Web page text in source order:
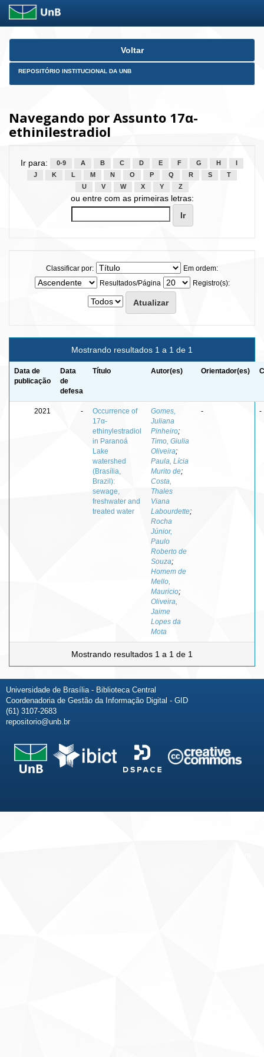
Skip
Voltar
REPOSITÓRIO INSTITUCIONAL DA UNB
Navegando por Assunto 17α-
ethinilestradiol
Ir para: 0-9 A B C D E F G H
J
K L M N O P Q R S
T
U
V W X Y Z
ou entre com as primeiras letras:
Classificar por:
Em ordem:
Resultados/Página
Registro(s):
Mostrando resultados 1 a 1 de 1
Data de
publicação
Data
de
defesa
Título Autor(es) Orientador(es)
2021 -
Occurrence of
17α-
ethinylestradiol
in Paranoá
Lake
watershed
(Brasília,
Brazil):
sewage,
freshwater and
treated water
Gomes,
Juliana
Pinheiro;
Timo, Giulia
Oliveira;
Paula, Lícia
Murito de;
Costa,
Thales
Viana
Labourdette;
Rocha
Júnior,
Paulo
Roberto de
Souza;
Homem de
Mello,
Mauricio;
Oliveira,
Jaime
Lopes da
Mota
- -
Mostrando resultados 1 a 1 de 1
Universidade de Brasília - Biblioteca Central
Coordenadoria de Gestão da Informação Digital - GID
(61) 3107-2683
repositorio@unb.br